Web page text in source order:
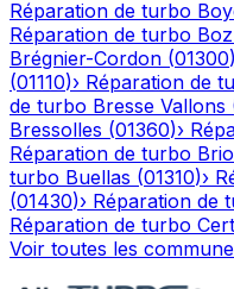
Réparation de turbo
Réparation de turbo Boz
Brégnier-Cordon (01300)
(01110)› Réparation de
de turbo Bresse Vallons
Bressolles (01360)›
Réparation de turbo
turbo Buellas (01310)›
(01430)› Réparation de
Réparation de turbo
Voir toutes les